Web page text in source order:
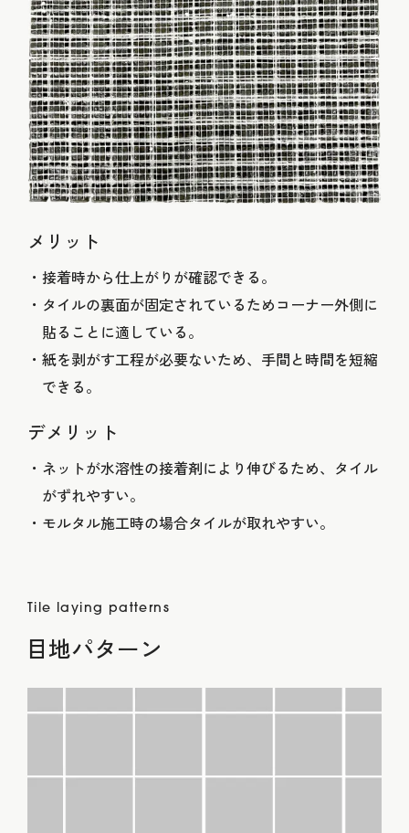
メリット
接着時から仕上がりが確認できる。
タイルの裏面が固定されているためコーナー外側に
貼ることに適している。
紙を剥がす工程が必要ないため、手間と時間を短縮
できる。
デメリット
ネットが水溶性の接着剤により伸びるため、タイル
がずれやすい。
モルタル施工時の場合タイルが取れやすい。
Tile laying patterns
目地パターン